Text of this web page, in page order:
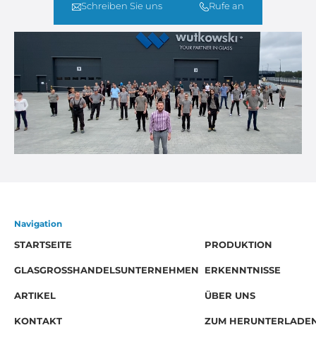
Schreiben Sie uns Rufe an
Navigation
STARTSEITE
PRODUKTION
GLASGROSSHANDELSUNTERNEHMEN ERKENNTNISSE
ARTIKEL ÜBER UNS
KONTAKT ZUM